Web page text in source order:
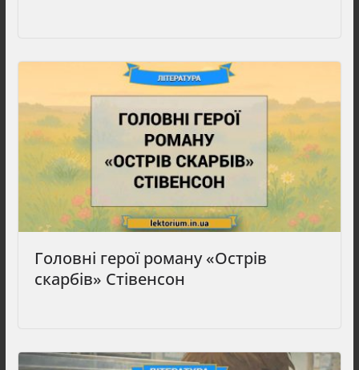
Головні герої роману «Острів
скарбів» Стівенсон